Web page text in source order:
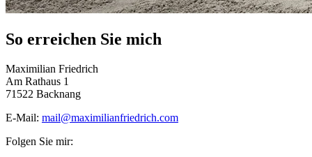
So erreichen Sie mich
Maximilian Friedrich
Am Rathaus 1
71522 Backnang
E-Mail: mail@maximilianfriedrich.com
Folgen Sie mir: